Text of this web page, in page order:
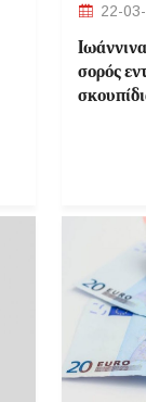
22-
σορός